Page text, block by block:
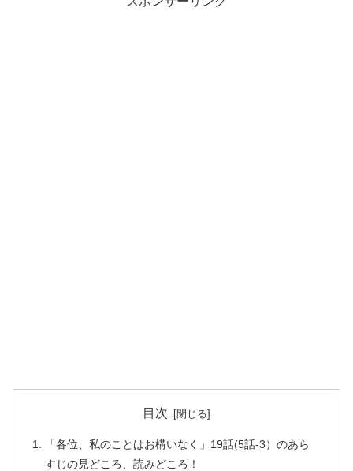
目次
「各位、私のことはお構いなく」19話(5話-3）のあら
すじの見どころ、読みどころ！